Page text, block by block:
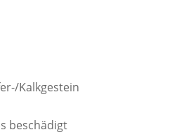
Kalkgestein
beschädigt